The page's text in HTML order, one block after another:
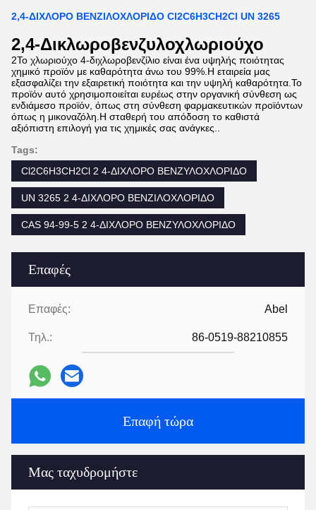
Επαφές
Επαφές: Abel
Τηλ.: 86-0519-88210855
Επαφή τώρα
Μας ταχυδρομήστε
2,4-ΔΙΧΛΟΡΟ ΒΕΝΖΙΛΟΧΛΟΡΙΔΟ Cl2C6H3CH2Cl UN 3265
2,4-Δικλωροβενζυλοχλωριούχο
2Το χλωριούχο 4-διχλωροβενζίλιο είναι ένα υψηλής ποιότητας
χημικό προϊόν με καθαρότητα άνω του 99%.Η εταιρεία μας
εξασφαλίζει την εξαιρετική ποιότητα και την υψηλή καθαρότητα.Το
προϊόν αυτό χρησιμοποιείται ευρέως στην οργανική σύνθεση ως
ενδιάμεσο προϊόν, όπως στη σύνθεση φαρμακευτικών προϊόντων
όπως η μικοναζόλη.Η σταθερή του απόδοση το καθιστά
αξιόπιστη επιλογή για τις χημικές σας ανάγκες..
Tags:
Cl2C6H3CH2Cl 2 4-ΔΙΧΛΟΡΟ ΒΕΝΖΥΛΟΧΛΟΡΙΔΟ
UN 3265 2 4-ΔΙΧΛΟΡΟ ΒΕΝΖΙΛΟΧΛΟΡΙΔΟ
CAS 94-99-5 2 4-ΔΙΧΛΟΡΟ ΒΕΝΖΥΛΟΧΛΟΡΙΔΟ